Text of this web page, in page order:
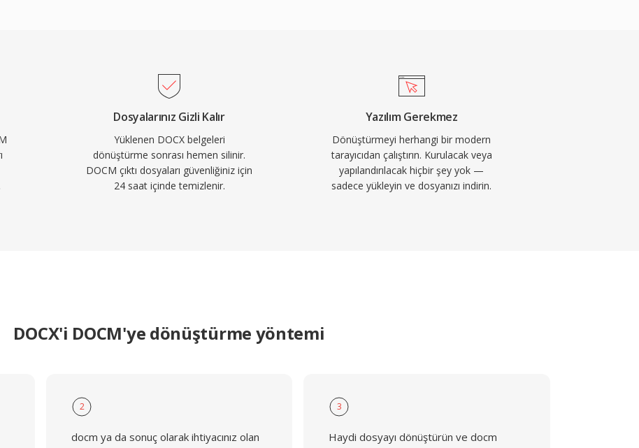
Dosyalarınız Gizli Kalır
Yüklenen DOCX belgeleri
dönüştürme sonrası hemen silinir.
DOCM çıktı dosyaları güvenliğiniz için
24 saat içinde temizlenir.
Yazılım Gerekmez
Dönüştürmeyi herhangi bir modern
tarayıcıdan çalıştırın. Kurulacak veya
yapılandırılacak hiçbir şey yok —
sadece yükleyin ve dosyanızı indirin.
DOCX'i DOCM'ye dönüştürme yöntemi
2
docm ya da sonuç olarak ihtiyacınız olan
3
Haydi dosyayı dönüştürün ve docm